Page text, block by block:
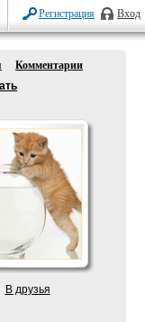
Регистрация Вход
Комментарии
В друзья